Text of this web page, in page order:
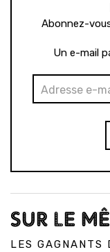
Abonnez-
Un e-mail
SUR LE
LES GAGNANTS